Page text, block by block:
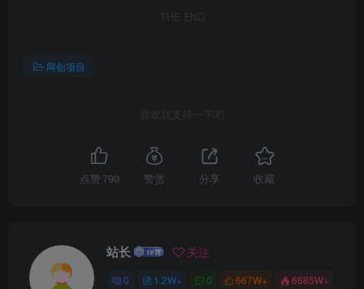
THE END
网创项目
喜欢就支持一下吧
点赞 790 赞赏 分享 收藏
站长 关注
0 1.2W+ 0 667W+ 6685W+